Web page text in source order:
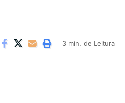
3 min. de Leitura